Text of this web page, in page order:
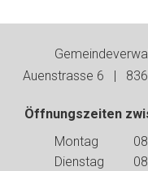
Auenstrasse 6 |
Öffnungszeiten
Wochentag
Montag
Dienstag